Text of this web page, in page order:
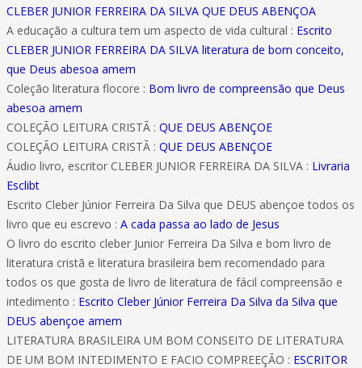
CLEBER JUNIOR FERREIRA DA SILVA QUE DEUS ABENÇOA
A educação a cultura tem um aspecto de vida cultural : Escrito
CLEBER JUNIOR FERREIRA DA SILVA literatura de bom conceito,
que Deus abesoa amem
Coleção literatura flocore : Bom livro de compreensão que Deus
abesoa amem
COLEÇÃO LEITURA CRISTÃ : QUE DEUS ABENÇOE
COLEÇÃO LEITURA CRISTÃ : QUE DEUS ABENÇOE
Áudio livro, escritor CLEBER JUNIOR FERREIRA DA SILVA : Livraria
Esclibt
Escrito Cleber Júnior Ferreira Da Silva que DEUS abençoe todos os
livro que eu escrevo : A cada passa ao lado de Jesus
O livro do escrito cleber Junior Ferreira Da Silva e bom livro de
literatura cristã e literatura brasileira bem recomendado para
todos os que gosta de livro de literatura de fácil compreensão e
intedimento : Escrito Cleber Júnior Ferreira Da Silva da Silva que
DEUS abençoe amem
LITERATURA BRASILEIRA UM BOM CONSEITO DE LITERATURA
DE UM BOM INTEDIMENTO E FACIO COMPREEÇÃO : ESCRITOR